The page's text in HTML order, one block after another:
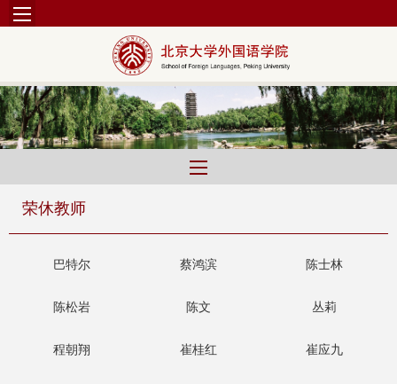
荣休教师
巴特尔 蔡鸿滨 陈士林
陈松岩 陈文 丛莉
程朝翔 崔桂红 崔应九